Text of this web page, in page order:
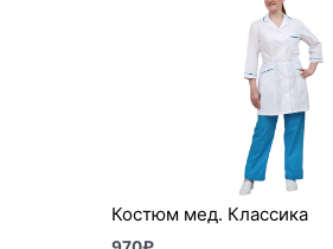
Костюм мед. Классика